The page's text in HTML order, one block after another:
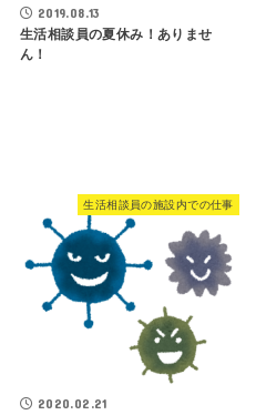
2019.08.13
生活相談員の夏休み！ありませ
ん！
生活相談員の施設内での仕事
2020.02.21